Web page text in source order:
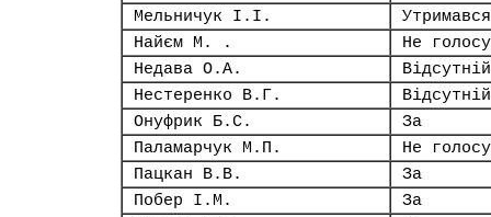
Мельничук І.І.
Утримався
Найєм М. .
Не
Недава О.А.
Відсутній
Нестеренко В.Г.
Відсутній
Онуфрик Б.С.
За
Паламарчук М.П.
Не
Пацкан В.В.
За
Побер І.М.
За